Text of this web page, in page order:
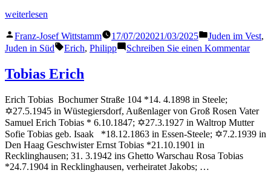
„Philipp
weiterlesen
Veröffentlicht
von
Franz-Josef Wittstamm 17/07/202021/03/2025
Veröffentlicht
in
Juden im Vest,
Juden in Süd
Schlagwörter:
Erich, Philipp Schreiben Sie einen Kommentarzu
Tobias Erich
Erich Tobias Bochumer Straße 104 *14. 4.1898 in Steele;
✡27.5.1945 in Wüstegiersdorf, Außenlager von Groß Rosen Vater
Samuel Erich Tobias * 6.10.1847; ✡27.3.1927 in Waltrop Mutter
Sofie Tobias geb. Isaak *18.12.1863 in Essen-Steele; ✡7.2.1939 in
Den Haag Geschwister Ernst Tobias *21.10.1901 in
Recklinghausen; 31. 3.1942 ins Ghetto Warschau Rosa Tobias
*24.7.1904 in Recklinghausen, verheiratet Jakobs; …